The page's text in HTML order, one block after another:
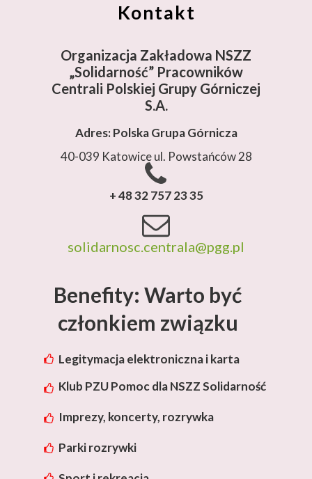
Benefity: Warto być
członkiem związku
Legitymacja elektroniczna i karta
Klub PZU Pomoc dla NSZZ Solidarność
Imprezy, koncerty, rozrywka
Parki rozrywki
Kontakt
solidarnosc.centrala@pgg.pl
+ 48 32 757 23 35
Adres: Polska Grupa Górnicza
40-039 Katowice ul. Powstańców 28
Organizacja Zakładowa NSZZ
„Solidarność” Pracowników
Centrali Polskiej Grupy Górniczej
S.A.